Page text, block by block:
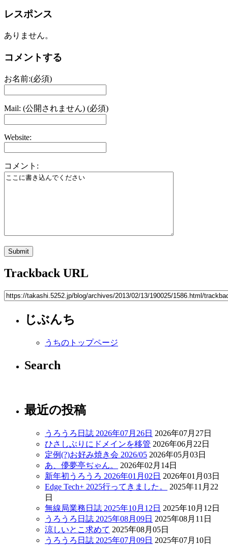
レスポンス
ありません。
コメントする
お名前:(必須)
Mail: (公開されません) (必須)
Website:
コメント:
Trackback URL
じぶんち
うちのトップページ
Search
最近の投稿
うろうろ日誌 2026年07月26日 2026年07月27日
ひさしぶりにドメインを移管 2026年06月22日
定例(?)お好み焼き会 2026/05 2026年05月03日
あ、儚夢亭ぢゃん。
2026年02月14日
新年初うろうろ 2026年01月02日 2026年01月03日
Edge Tech+ 2025行ってきました。
2025年11月22
日
無線局業務日誌 2025年10月12日 2025年10月12日
うろうろ日誌 2025年08月09日 2025年08月11日
涼しいとこ求めて 2025年08月05日
うろうろ日誌 2025年07月09日 2025年07月10日